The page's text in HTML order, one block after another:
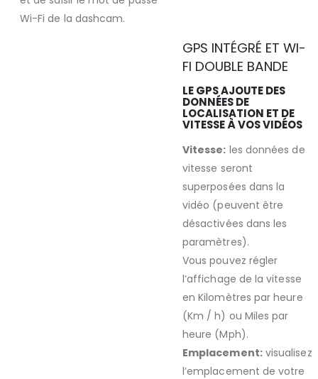
Wi-Fi de la dashcam.
GPS INTÉGRÉ ET WI-
FI DOUBLE BANDE
LE GPS AJOUTE DES
DONNÉES DE
LOCALISATION ET DE
VITESSE À VOS VIDÉOS
Vitesse: les données de
vitesse seront
superposées dans la
vidéo (peuvent être
désactivées dans les
paramètres).
Vous pouvez régler
l’affichage de la vitesse
en Kilomètres par heure
(Km / h) ou Miles par
heure (Mph).
Emplacement:visualisez
l’emplacement de votre